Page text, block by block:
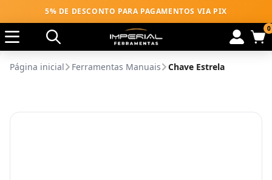
5% DE DESCONTO PARA PAGAMENTOS VIA PIX
0
Página inicial Ferramentas Manuais Chave Estrela